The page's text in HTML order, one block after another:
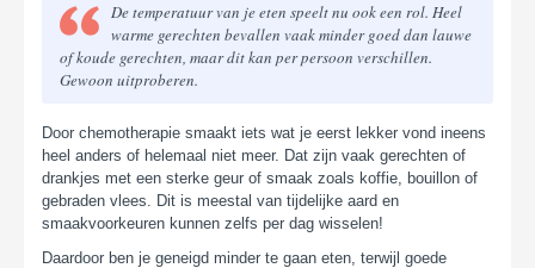
De temperatuur van je eten speelt nu ook een rol. Heel
warme gerechten bevallen vaak minder goed dan lauwe
of koude gerechten, maar dit kan per persoon verschillen.
Gewoon uitproberen.
Door chemotherapie smaakt iets wat je eerst lekker vond ineens
heel anders of helemaal niet meer. Dat zijn vaak gerechten of
drankjes met een sterke geur of smaak zoals koffie, bouillon of
gebraden vlees. Dit is meestal van tijdelijke aard en
smaakvoorkeuren kunnen zelfs per dag wisselen!
Daardoor ben je geneigd minder te gaan eten, terwijl goede